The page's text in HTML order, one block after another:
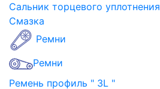
Сальник торцевого уплотнения
Смазка
Ремни
Ремни
Ремень профиль " 3L "